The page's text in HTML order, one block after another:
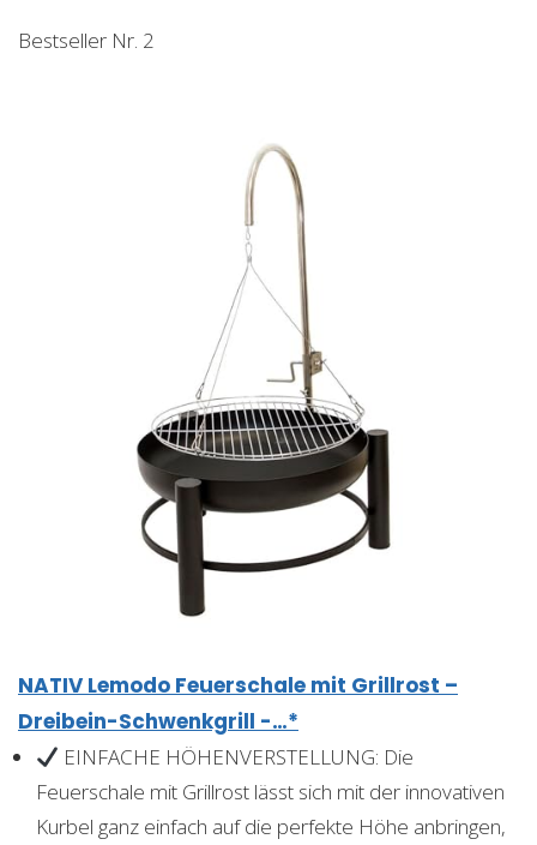
Bestseller Nr. 2
NATIV Lemodo Feuerschale mit Grillrost –
Dreibein-Schwenkgrill -…*
EINFACHE HÖHENVERSTELLUNG: Die
Feuerschale mit Grillrost lässt sich mit der innovativen
Kurbel ganz einfach auf die perfekte Höhe anbringen,